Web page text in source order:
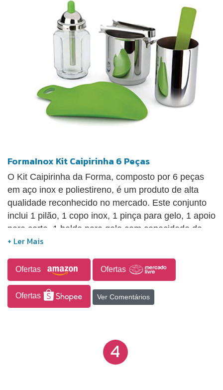
FormaInox Kit Caipirinha 6 Peças
O Kit Caipirinha da Forma, composto por 6 peças
em aço inox e poliestireno, é um produto de alta
qualidade reconhecido no mercado. Este conjunto
inclui 1 pilão, 1 copo inox, 1 pinça para gelo, 1 apoio
para corte, 1 balde para gelo com capacidade de
650 ml e 1 açucareiro dosador. A marca FormaInox
oferecendo uma ampla gama de produtos.
Ofertas Ofertas
Ofertas Ver Comentários
4